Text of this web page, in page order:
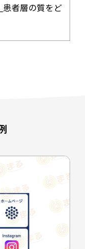
者層の質をど